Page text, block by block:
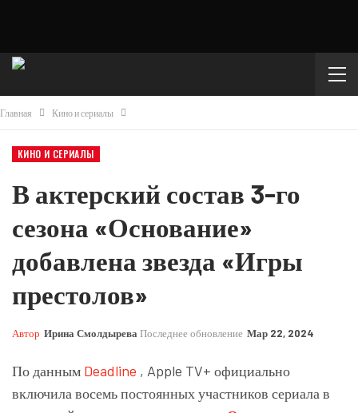
Главная Кино и сериалы
КИНО И СЕРИАЛЫ
В актерский состав 3-го
сезона «Основание»
добавлена ​​звезда «Игры
престолов»
Автор Ирина Смолдырева Последнее обновление Мар 22, 2024
По данным Deadline , Apple TV+ официально
включила восемь постоянных участников сериала в